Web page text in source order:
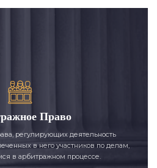
Право
регулирующих деятельность
в него участников по делам,
в арбитражном процессе.